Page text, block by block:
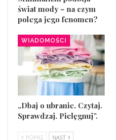
świat mody – na czym
polega jego fenomen?
WIADOMOŚCI
„Dbaj o ubranie. Czytaj.
Sprawdzaj. Pielęgnuj”.
POPRZ NAST